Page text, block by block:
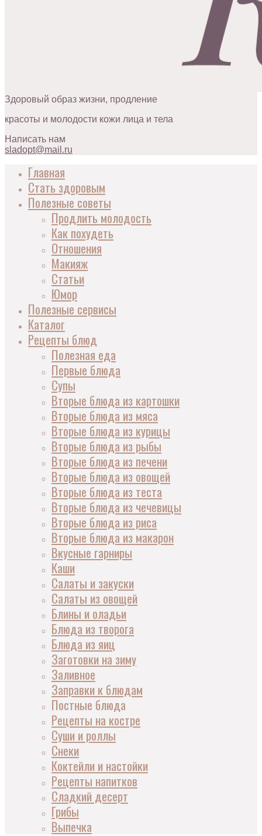
Здоровый образ жизни, продление
красоты и молодости кожи лица и тела
Написать нам
sladopt@mail.ru
Главная
Стать здоровым
Полезные советы
Продлить молодость
Как похудеть
Отношения
Макияж
Статьи
Юмор
Полезные сервисы
Каталог
Рецепты блюд
Полезная еда
Первые блюда
Супы
Вторые блюда из картошки
Вторые блюда из мяса
Вторые блюда из курицы
Вторые блюда из рыбы
Вторые блюда из печени
Вторые блюда из овощей
Вторые блюда из теста
Вторые блюда из чечевицы
Вторые блюда из риса
Вторые блюда из макарон
Вкусные гарниры
Каши
Салаты и закуски
Салаты из овощей
Блины и оладьи
Блюда из творога
Блюда из яиц
Заготовки на зиму
Заливное
Заправки к блюдам
Постные блюда
Рецепты на костре
Суши и роллы
Снеки
Коктейли и настойки
Рецепты напитков
Сладкий десерт
Грибы
Выпечка